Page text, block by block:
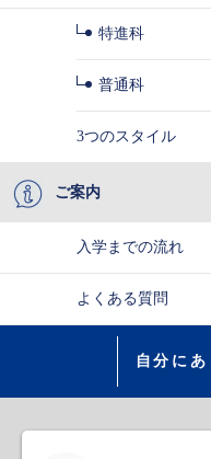
特進科
普通科
3つのスタイル
ご案内
入学までの流れ
よくある質問
自分に